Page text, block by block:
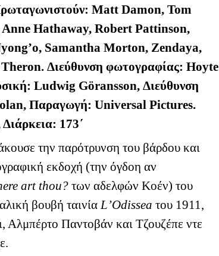
: Matt Damon, Tom
Hathaway, Robert Pattinson,
Samantha Morton, Zendaya,
Διεύθυνση φωτογραφίας: Hoyte
: Ludwig Göransson, Διεύθυνση
Παραγωγή: Universal Pictures.
173΄
την παρότρυνση του βάρδου και
εκδοχή (την όγδοη αν
art thou? των αδελφών Κοέν) του
βουβή ταινίαL’Odissea του 1911,
Αλμπέρτο Παντοβάν και Τζουζέπε ντε